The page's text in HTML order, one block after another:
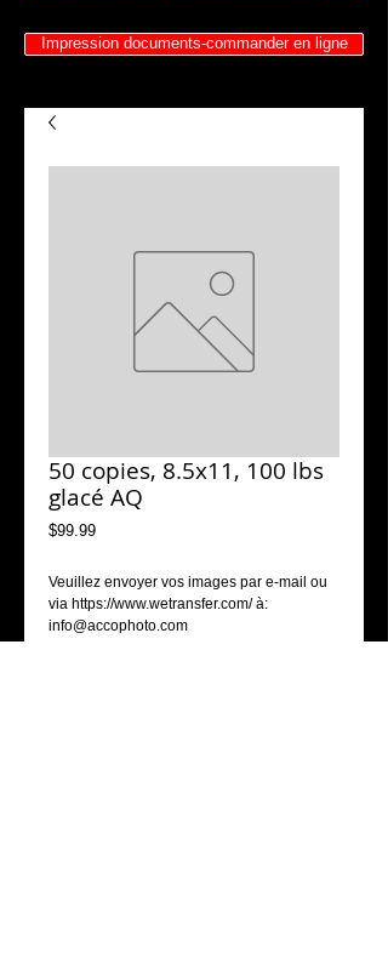
Impression documents-commander en ligne
50 copies, 8.5x11, 100 lbs
glacé AQ
$99.99Price
Veuillez envoyer vos images par e-mail ou
via https://www.wetransfer.com/ à:
info@accophoto.com